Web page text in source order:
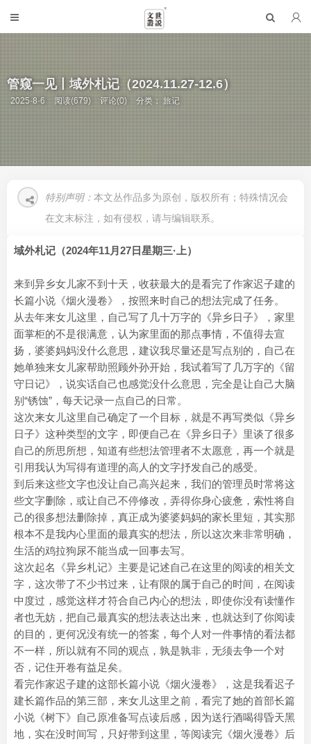
管窥一见丨域外札记（2024.11.27-12.6）
2025-8-6 阅读(679) 评论(0) 分类：旅记
特别声明： 本文丛作品多为原创，版权所有；特殊情况会
在文末标注，如有侵权，请与编辑联系。
域外札记（2024年11月27日星期三·上）
来到异乡女儿家不到十天，收获最大的是看完了作家迟子建的
长篇小说《烟火漫卷》，按照来时自己的想法完成了任务。
从去年来女儿这里，自己写了几十万字的《异乡日子》，家里
面掌柜的不是很满意，认为家里面的那点事情，不值得去宣
扬，婆婆妈妈没什么意思，建议我尽量还是写点别的，自己在
她单独来女儿家帮助照顾外孙开始，我试着写了几万字的《留
守日记》，说实话自己也感觉没什么意思，完全是让自己大脑
别“锈蚀”，每天记录一点自己的日常。
这次来女儿这里自己确定了一个目标，就是不再写类似《异乡
日子》这种类型的文字，即便自己在《异乡日子》里谈了很多
自己的所思所想，知道有些想法管理者不太愿意，再一个就是
引用我认为写得有道理的高人的文字抒发自己的感受。
到后来这些文字也没让自己高兴起来，我们的管理员时常将这
些文字删除，或让自己不停修改，弄得你身心疲惫，索性将自
己的很多想法删除掉，真正成为婆婆妈妈的家长里短，其实那
根本不是我内心里面的最真实的想法，所以这次来非常明确，
生活的鸡拉狗尿不能当成一回事去写。
这次起名《异乡札记》主要是记述自己在这里的阅读的相关文
字，这次带了不少书过来，让有限的属于自己的时间，在阅读
中度过，感觉这样才符合自己内心的想法，即使你没有读懂作
者也无妨，把自己最真实的想法表达出来，也就达到了你阅读
的目的，更何况没有统一的答案，每个人对一件事情的看法都
不一样，所以就有不同的观点，孰是孰非，无须去争一个对
否，记住开卷有益足矣。
看完作家迟子建的这部长篇小说《烟火漫卷》，这是我看迟子
建长篇作品的第三部，来女儿这里之前，看完了她的首部长篇
小说《树下》自己原准备写点读后感，因为送行酒喝得昏天黑
地，实在没时间写，只好带到这里，等阅读完《烟火漫卷》后